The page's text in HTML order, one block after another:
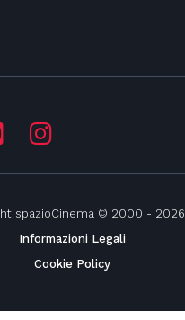
spazioCinema © 2000 - 2026
Informazioni Legali
Cookie Policy